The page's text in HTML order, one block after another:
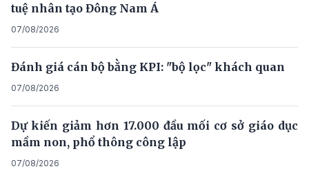
tuệ nhân tạo Đông Nam Á
07/08/2026
Đánh giá cán bộ bằng KPI: "bộ lọc" khách quan
07/08/2026
Dự kiến giảm hơn 17.000 đầu mối cơ sở giáo dục
mầm non, phổ thông công lập
07/08/2026